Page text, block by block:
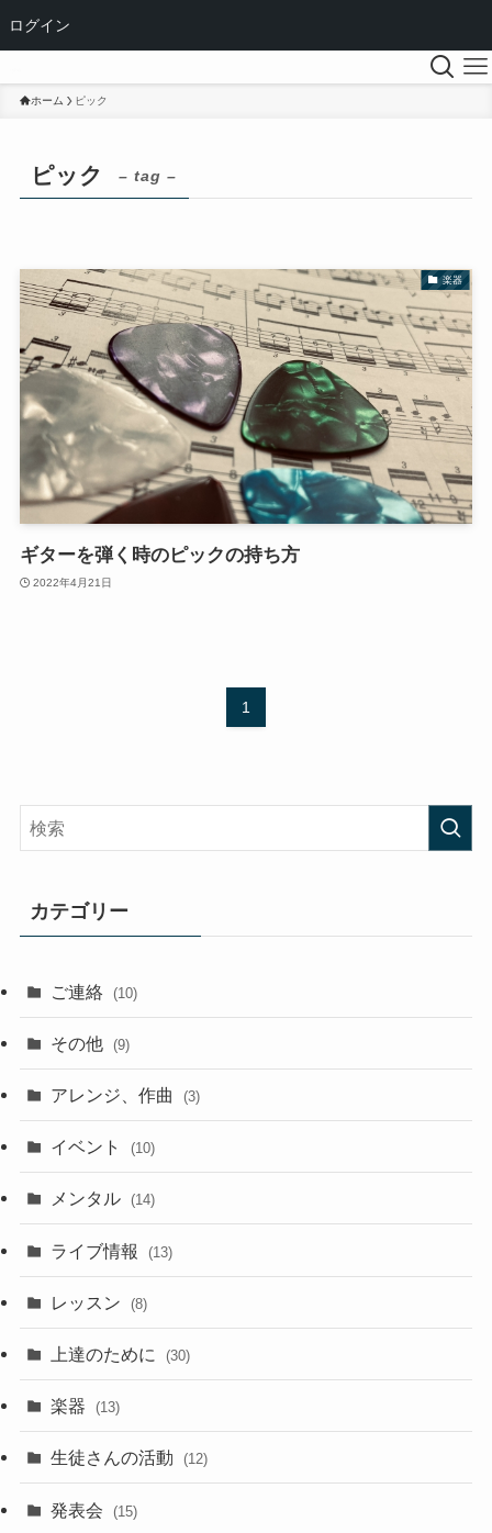
ログイン
ホーム ピック
ピック – tag –
楽器
ギターを弾く時のピックの持ち方
2022年4月21日
1
カテゴリー
ご連絡 (10)
その他 (9)
アレンジ、作曲 (3)
イベント (10)
メンタル (14)
ライブ情報 (13)
レッスン (8)
上達のために (30)
楽器 (13)
生徒さんの活動 (12)
発表会 (15)